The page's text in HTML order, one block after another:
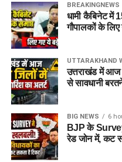
BREAKINGNEWS
धामी कैबिनेट में
गौपालकों के
UTTARAKHAND
उत्तराखंड में आज
से सावधानी
BIG NEWS 6
BJP के
रेड जोन में, कट